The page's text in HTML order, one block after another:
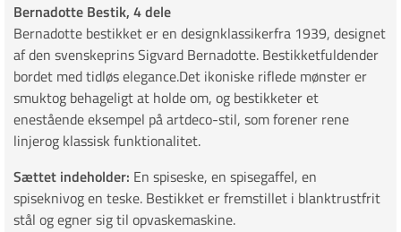
Bernadotte Bestik, 4 dele
Bernadotte bestikket er en designklassikerfra 1939, designet
af den svenskeprins Sigvard Bernadotte. Bestikketfuldender
bordet med tidløs elegance.Det ikoniske riflede mønster er
smuktog behageligt at holde om, og bestikketer et
enestående eksempel på artdeco-stil, som forener rene
linjerog klassisk funktionalitet.
Sættet indeholder: En spiseske, en spisegaffel, en
spiseknivog en teske. Bestikket er fremstillet i blanktrustfrit
stål og egner sig til opvaskemaskine.